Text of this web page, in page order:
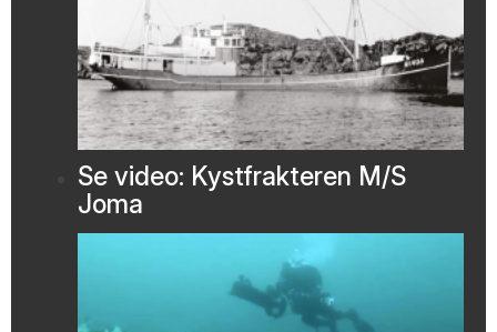
Se video: Kystfrakteren M/S
Joma